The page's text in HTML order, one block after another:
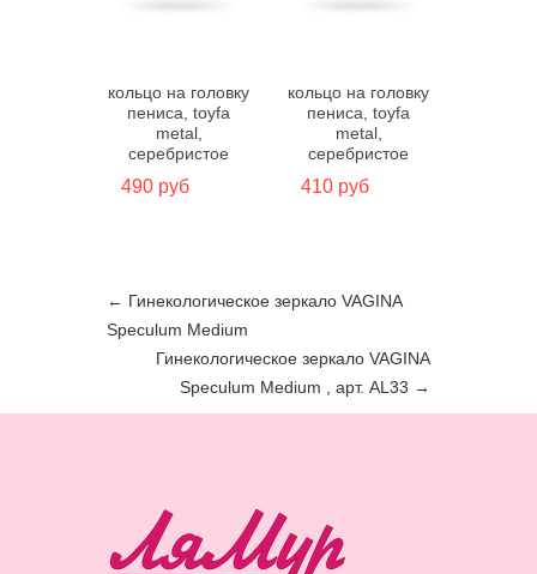
кольцо на головку
пениса, toyfa
metal,
серебристое
490 руб
кольцо на головку
пениса, toyfa
metal,
серебристое
410 руб
← Гинекологическое зеркало VAGINA
Speculum Medium
Гинекологическое зеркало VAGINA
Speculum Medium , арт. AL33 →